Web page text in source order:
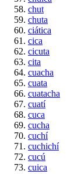
chut
chuta
ciática
cica
cicuta
cita
cuacha
cuata
cuatacha
cuatí
cuca
cucha
cuchí
cuchichí
cucú
cuica